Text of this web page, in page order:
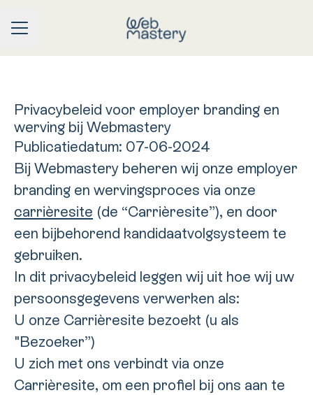
CARRIÈREMENU
Privacybeleid voor employer branding en
werving bij Webmastery
Publicatiedatum: 07-06-2024
Bij Webmastery beheren wij onze employer
branding en wervingsproces via onze
carrièresite (de “Carrièresite”), en door
een bijbehorend kandidaatvolgsysteem te
gebruiken.
In dit privacybeleid leggen wij uit hoe wij uw
persoonsgegevens verwerken als:
U onze Carrièresite bezoekt (u als
"Bezoeker”)
U zich met ons verbindt via onze
Carrièresite, om een profiel bij ons aan te